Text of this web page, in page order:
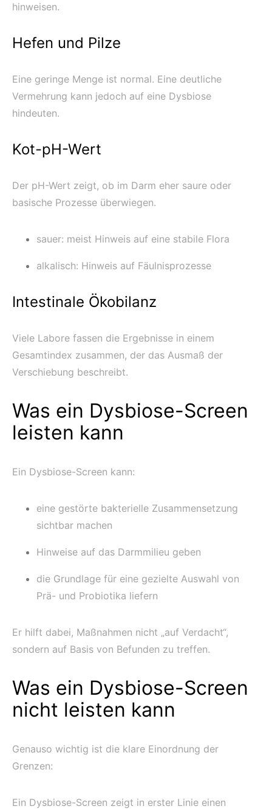
hinweisen.
Hefen und Pilze
Eine geringe Menge ist normal. Eine deutliche
Vermehrung kann jedoch auf eine Dysbiose
hindeuten.
Kot-pH-Wert
Der pH-Wert zeigt, ob im Darm eher saure oder
basische Prozesse überwiegen.
sauer: meist Hinweis auf eine stabile Flora
alkalisch: Hinweis auf Fäulnisprozesse
Intestinale Ökobilanz
Viele Labore fassen die Ergebnisse in einem
Gesamtindex zusammen, der das Ausmaß der
Verschiebung beschreibt.
Was ein Dysbiose-Screen
leisten kann
Ein Dysbiose-Screen kann:
eine gestörte bakterielle Zusammensetzung
sichtbar machen
Hinweise auf das Darmmilieu geben
die Grundlage für eine gezielte Auswahl von
Prä- und Probiotika liefern
Er hilft dabei, Maßnahmen nicht „auf Verdacht“,
sondern auf Basis von Befunden zu treffen.
Was ein Dysbiose-Screen
nicht leisten kann
Genauso wichtig ist die klare Einordnung der
Grenzen:
Ein Dysbiose-Screen zeigt in erster Linie einen